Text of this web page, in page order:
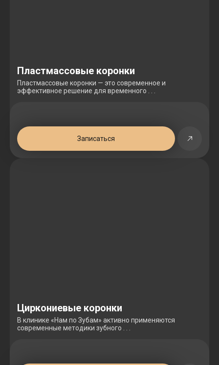
Пластмассовые коронки
Пластмассовые коронки — это современное и
эффективное решение для временного . . .
Записаться
Циркониевые коронки
В клинике «Нам по Зубам» активно применяются
современные методики зубного . . .